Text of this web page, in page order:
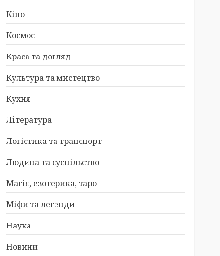
Кіно
Космос
Краса та догляд
Культура та мистецтво
Кухня
Література
Логістика та транспорт
Людина та суспільство
Магія, езотерика, таро
Міфи та легенди
Наука
Новини